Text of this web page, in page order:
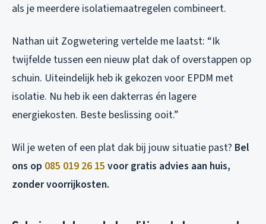
als je meerdere isolatiemaatregelen combineert.
Nathan uit Zogwetering vertelde me laatst: “Ik
twijfelde tussen een nieuw plat dak of overstappen op
schuin. Uiteindelijk heb ik gekozen voor EPDM met
isolatie. Nu heb ik een dakterras én lagere
energiekosten. Beste beslissing ooit.”
Wil je weten of een plat dak bij jouw situatie past? Bel
ons op 085 019 26 15 voor gratis advies aan huis,
zonder voorrijkosten.